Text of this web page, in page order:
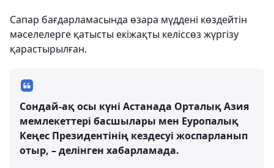
Сапар бағдарламасында өзара мүддені көздейтін
мәселелерге қатысты екіжақты келіссөз жүргізу
қарастырылған.
Сондай-ақ осы күні Астанада Орталық Азия
мемлекеттері басшылары мен Еуропалық
Кеңес Президентінің кездесуі жоспарланып
отыр, – делінген хабарламада.